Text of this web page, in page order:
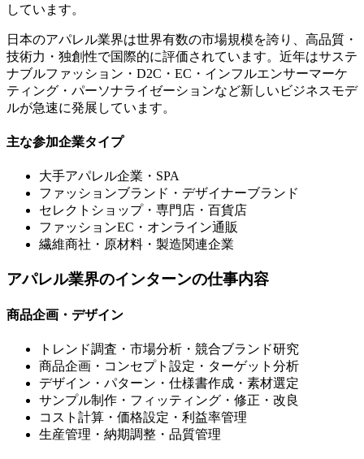
しています。
日本のアパレル業界は世界有数の市場規模を誇り、高品質・
技術力・独創性で国際的に評価されています。近年はサステ
ナブルファッション・D2C・EC・インフルエンサーマーケ
ティング・パーソナライゼーションなど新しいビジネスモデ
ルが急速に発展しています。
主な参加企業タイプ
大手アパレル企業・SPA
ファッションブランド・デザイナーブランド
セレクトショップ・専門店・百貨店
ファッションEC・オンライン通販
繊維商社・原材料・製造関連企業
アパレル業界のインターンの仕事内容
商品企画・デザイン
トレンド調査・市場分析・競合ブランド研究
商品企画・コンセプト設定・ターゲット分析
デザイン・パターン・仕様書作成・素材選定
サンプル制作・フィッティング・修正・改良
コスト計算・価格設定・利益率管理
生産管理・納期調整・品質管理